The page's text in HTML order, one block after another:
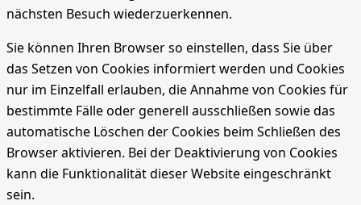
nächsten Besuch wiederzuerkennen.
Sie können Ihren Browser so einstellen, dass Sie über
das Setzen von Cookies informiert werden und Cookies
nur im Einzelfall erlauben, die Annahme von Cookies für
bestimmte Fälle oder generell ausschließen sowie das
automatische Löschen der Cookies beim Schließen des
Browser aktivieren. Bei der Deaktivierung von Cookies
kann die Funktionalität dieser Website eingeschränkt
sein.